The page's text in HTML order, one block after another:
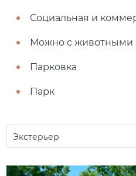
Социальная и
Можно с животными
Парковка
Парк
Экстерьер